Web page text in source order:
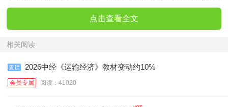
点击查看全文
相关阅读
2026中经《运输经济》教材变动约10%
会员专属 阅读：41020